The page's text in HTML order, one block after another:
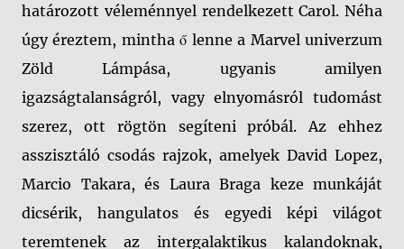
határozott véleménnyel rendelkezett Carol. Néha
úgy éreztem, mintha ő lenne a Marvel univerzum
Zöld Lámpása, ugyanis amilyen
igazságtalanságról, vagy elnyomásról tudomást
szerez, ott rögtön segíteni próbál. Az ehhez
asszisztáló csodás rajzok, amelyek David Lopez,
Marcio Takara, és Laura Braga keze munkáját
dicsérik, hangulatos és egyedi képi világot
teremtenek az intergalaktikus kalandoknak,